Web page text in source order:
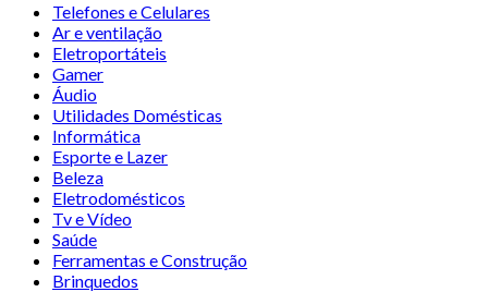
Telefones e Celulares
Ar e ventilação
Eletroportáteis
Gamer
Áudio
Utilidades Domésticas
Informática
Esporte e Lazer
Beleza
Eletrodomésticos
Tv e Vídeo
Saúde
Ferramentas e Construção
Brinquedos